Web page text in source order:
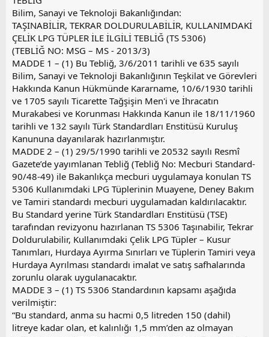
a
Bilim, Sanayi ve Teknoloji Bakanlığından:
TAŞINABİLİR, TEKRAR DOLDURULABİLİR, KULLANIMDAKİ
ÇELİK LPG TÜPLER İLE İLGİLİ TEBLİĞ (TS 5306)
(TEBLİĞ NO: MSG – MS - 2013/3)
MADDE 1 – (1) Bu Tebliğ, 3/6/2011 tarihli ve 635 sayılı
Bilim, Sanayi ve Teknoloji Bakanlığının Teşkilat ve Görevleri
Hakkında Kanun Hükmünde Kararname, 10/6/1930 tarihli
ve 1705 sayılı Ticarette Tağşişin Men'i ve İhracatın
Murakabesi ve Korunması Hakkında Kanun ile 18/11/1960
tarihli ve 132 sayılı Türk Standardları Enstitüsü Kuruluş
Kanununa dayanılarak hazırlanmıştır.
MADDE 2 – (1) 29/5/1990 tarihli ve 20532 sayılı Resmî
Gazete’de yayımlanan Tebliğ (Tebliğ No: Mecburi Standard-
90/48-49) ile Bakanlıkça mecburi uygulamaya konulan TS
5306 Kullanımdaki LPG Tüplerinin Muayene, Deney Bakım
ve Tamiri standardı mecburi uygulamadan kaldırılacaktır.
Bu Standard yerine Türk Standardları Enstitüsü (TSE)
tarafından revizyonu hazırlanan TS 5306 Taşınabilir, Tekrar
Doldurulabilir, Kullanımdaki Çelik LPG Tüpler – Kusur
Tanımları, Hurdaya Ayırma Sınırları ve Tüplerin Tamiri veya
Hurdaya Ayrılması standardı imalat ve satış safhalarında
zorunlu olarak uygulanacaktır.
MADDE 3 – (1) TS 5306 Standardının kapsamı aşağıda
verilmiştir:
“Bu standard, anma su hacmi 0,5 litreden 150 (dahil)
litreye kadar olan, et kalınlığı 1,5 mm’den az olmayan